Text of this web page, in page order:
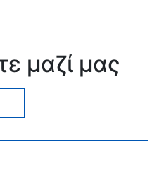
μαζί μας